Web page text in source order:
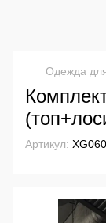
Одежда
Артикул: